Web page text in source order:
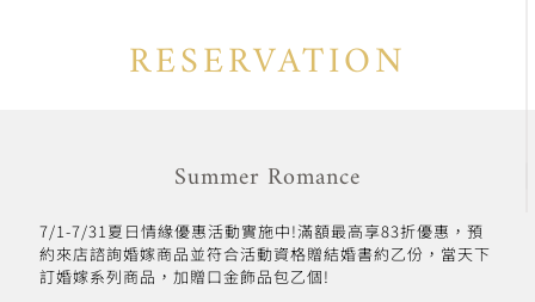
RESERVATION
Summer Romance
7/1-7/31夏日情緣優惠活動實施中!滿額最高享83折優惠，預
約來店諮詢婚嫁商品並符合活動資格贈結婚書約乙份，當天下
訂婚嫁系列商品，加贈口金飾品包乙個!